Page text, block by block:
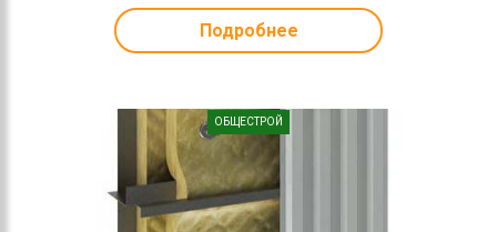
Подробнее
ОБЩЕСТРОЙ